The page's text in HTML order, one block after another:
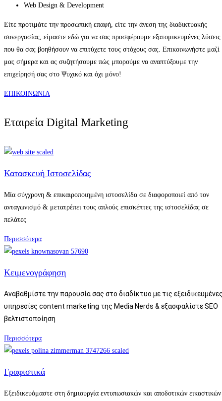
Web Design & Development
Είτε προτιμάτε την προσωπική επαφή, είτε την άνεση της διαδικτυακής
συνεργασίας, είμαστε εδώ για να σας προσφέρουμε εξατομικευμένες λύσεις
που θα σας βοηθήσουν να επιτύχετε τους στόχους σας. Επικοινωνήστε μαζί
μας σήμερα και ας συζητήσουμε πώς μπορούμε να αναπτύξουμε την
επιχείρησή σας στο Ψυχικό και όχι μόνο!
EΠΙΚΟΙΝΩΝΙΑ
Εταιρεία Digital Marketing
Κατασκευή Ιστοσελίδας
Μία σύγχρονη & επικαιροποιημένη ιστοσελίδα σε διαφοροποιεί από τον
ανταγωνισμό & μετατρέπει τους απλούς επισκέπτες της ιστοσελίδας σε
πελάτες
Περισσότερα
Κειμενογράφηση
Αναβαθμίστε την παρουσία σας στο διαδίκτυο με τις
υπηρεσίες content marketing της Media Nerds & εξασφαλίστε SEO
βελτιστοποίηση
Περισσότερα
Γραφιστικά
Eξειδικευόμαστε στη δημιουργία εντυπωσιακών και αποδοτικών εικαστικών